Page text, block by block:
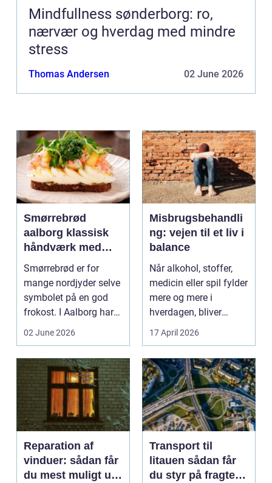
Mindfullness sønderborg: ro,
nærvær og hverdag med mindre
stress
Thomas Andersen 02 June 2026
Smørrebrød
aalborg klassisk
håndværk med
moderne twist
Smørrebrød er for
mange nordjyder selve
symbolet på en god
frokost. I Aalborg har
den klassiske spis...
02 June 2026
Misbrugsbehandli
ng: vejen til et liv i
balance
Når alkohol, stoffer,
medicin eller spil fylder
mere og mere i
hverdagen, bliver
grænsen...
17 April 2026
Reparation af
vinduer: sådan får
du mest muligt ud
Transport til
litauen sådan får
du styr på fragten